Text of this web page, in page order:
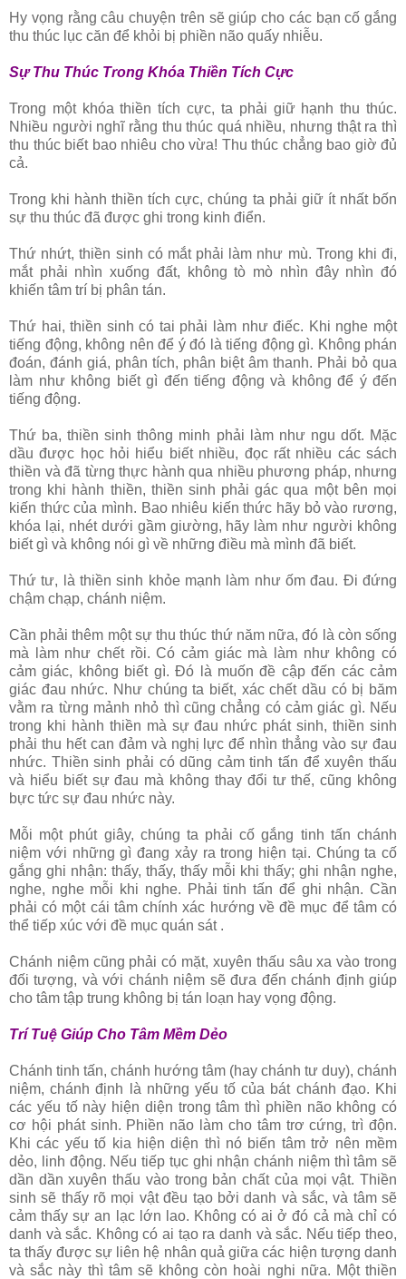
Hy vọng rằng câu chuyện trên sẽ giúp cho các bạn cố gắng
thu thúc lục căn để khỏi bị phiền não quấy nhiễu.
Sự Thu Thúc Trong Khóa Thiền Tích Cực
Trong một khóa thiền tích cực, ta phải giữ hạnh thu thúc.
Nhiều người nghĩ rằng thu thúc quá nhiều, nhưng thật ra thì
thu thúc biết bao nhiêu cho vừa! Thu thúc chẳng bao giờ đủ
cả.
Trong khi hành thiền tích cực, chúng ta phải giữ ít nhất bốn
sự thu thúc đã được ghi trong kinh điển.
Thứ nhứt, thiền sinh có mắt phải làm như mù. Trong khi đi,
mắt phải nhìn xuống đất, không tò mò nhìn đây nhìn đó
khiến tâm trí bị phân tán.
Thứ hai, thiền sinh có tai phải làm như điếc. Khi nghe một
tiếng động, không nên để ý đó là tiếng động gì. Không phán
đoán, đánh giá, phân tích, phân biệt âm thanh. Phải bỏ qua
làm như không biết gì đến tiếng động và không để ý đến
tiếng động.
Thứ ba, thiền sinh thông minh phải làm như ngu dốt. Mặc
dầu được học hỏi hiểu biết nhiều, đọc rất nhiều các sách
thiền và đã từng thực hành qua nhiều phương pháp, nhưng
trong khi hành thiền, thiền sinh phải gác qua một bên mọi
kiến thức của mình. Bao nhiêu kiến thức hãy bỏ vào rương,
khóa lại, nhét dưới gầm giường, hãy làm như người không
biết gì và không nói gì về những điều mà mình đã biết.
Thứ tư, là thiền sinh khỏe mạnh làm như ốm đau. Ði đứng
chậm chạp, chánh niệm.
Cần phải thêm một sự thu thúc thứ năm nữa, đó là còn sống
mà làm như chết rồi. Có cảm giác mà làm như không có
cảm giác, không biết gì. Ðó là muốn đề cập đến các cảm
giác đau nhức. Như chúng ta biết, xác chết dầu có bị băm
vằm ra từng mảnh nhỏ thì cũng chẳng có cảm giác gì. Nếu
trong khi hành thiền mà sự đau nhức phát sinh, thiền sinh
phải thu hết can đảm và nghị lực để nhìn thẳng vào sự đau
nhức. Thiền sinh phải có dũng cảm tinh tấn để xuyên thấu
và hiểu biết sự đau mà không thay đổi tư thế, cũng không
bực tức sự đau nhức này.
Mỗi một phút giây, chúng ta phải cố gắng tinh tấn chánh
niệm với những gì đang xảy ra trong hiện tại. Chúng ta cố
gắng ghi nhận: thấy, thấy, thấy mỗi khi thấy; ghi nhận nghe,
nghe, nghe mỗi khi nghe. Phải tinh tấn để ghi nhận. Cần
phải có một cái tâm chính xác hướng về đề mục để tâm có
thể tiếp xúc với đề mục quán sát .
Chánh niệm cũng phải có mặt, xuyên thấu sâu xa vào trong
đối tượng, và với chánh niệm sẽ đưa đến chánh định giúp
cho tâm tập trung không bị tán loạn hay vọng động.
Trí Tuệ Giúp Cho Tâm Mềm Dẻo
Chánh tinh tấn, chánh hướng tâm (hay chánh tư duy), chánh
niệm, chánh định là những yếu tố của bát chánh đạo. Khi
các yếu tố này hiện diện trong tâm thì phiền não không có
cơ hội phát sinh. Phiền não làm cho tâm trơ cứng, trì độn.
Khi các yếu tố kia hiện diện thì nó biến tâm trở nên mềm
dẻo, linh động. Nếu tiếp tục ghi nhận chánh niệm thì tâm sẽ
dần dần xuyên thấu vào trong bản chất của mọi vật. Thiền
sinh sẽ thấy rõ mọi vật đều tạo bởi danh và sắc, và tâm sẽ
cảm thấy sự an lạc lớn lao. Không có ai ở đó cả mà chỉ có
danh và sắc. Không có ai tạo ra danh và sắc. Nếu tiếp theo,
ta thấy được sự liên hệ nhân quả giữa các hiện tượng danh
và sắc này thì tâm sẽ không còn hoài nghi nữa. Một thiền